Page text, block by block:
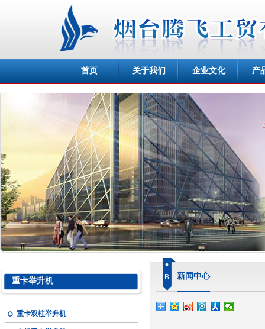
首页 关于我们 企业文化 产
重卡举升机
重卡双柱举升机
B 新闻中心